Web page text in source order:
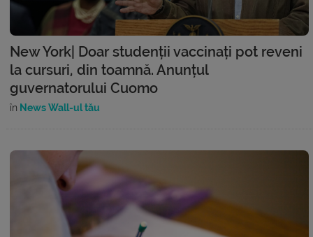
New York| Doar studenții vaccinați pot reveni
la cursuri, din toamnă. Anunțul
guvernatorului Cuomo
în News Wall-ul tău